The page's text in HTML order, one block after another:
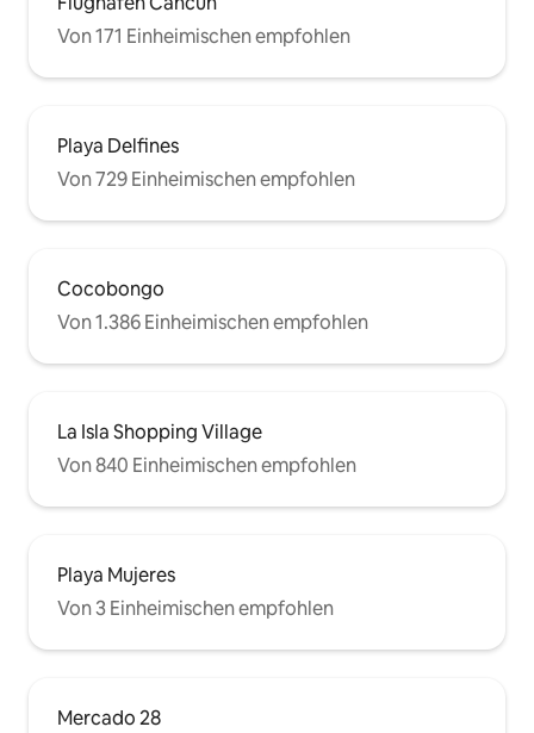
Von 171 Einheimischen empfohlen
Playa Delfines
Von 729 Einheimischen empfohlen
Cocobongo
Von 1.386 Einheimischen empfohlen
La Isla Shopping Village
Von 840 Einheimischen empfohlen
Playa Mujeres
Von 3 Einheimischen empfohlen
Mercado 28